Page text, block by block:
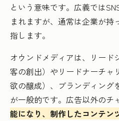
という意味です。広義では
まれますが、通常は企業が持
指します。
オウンドメディアは、リード
客の創出）やリードナーチャ
欲の醸成）、ブランディング
が一般的です。広告以外のチ
能になり、制作したコンテン